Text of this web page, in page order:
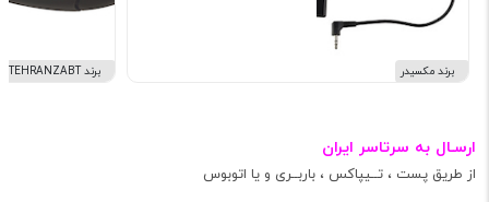
برند مکسیدر برند TEHRANZABT
ارسـال به سرتاسر ایران
از طریق پست ، تــیپاکس ، باربــری و یا اتوبوس